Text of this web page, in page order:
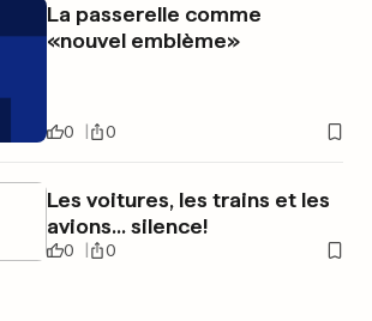
La passerelle comme
«nouvel emblème»
0 0
Les voitures, les trains et les
avions... silence!
0 0